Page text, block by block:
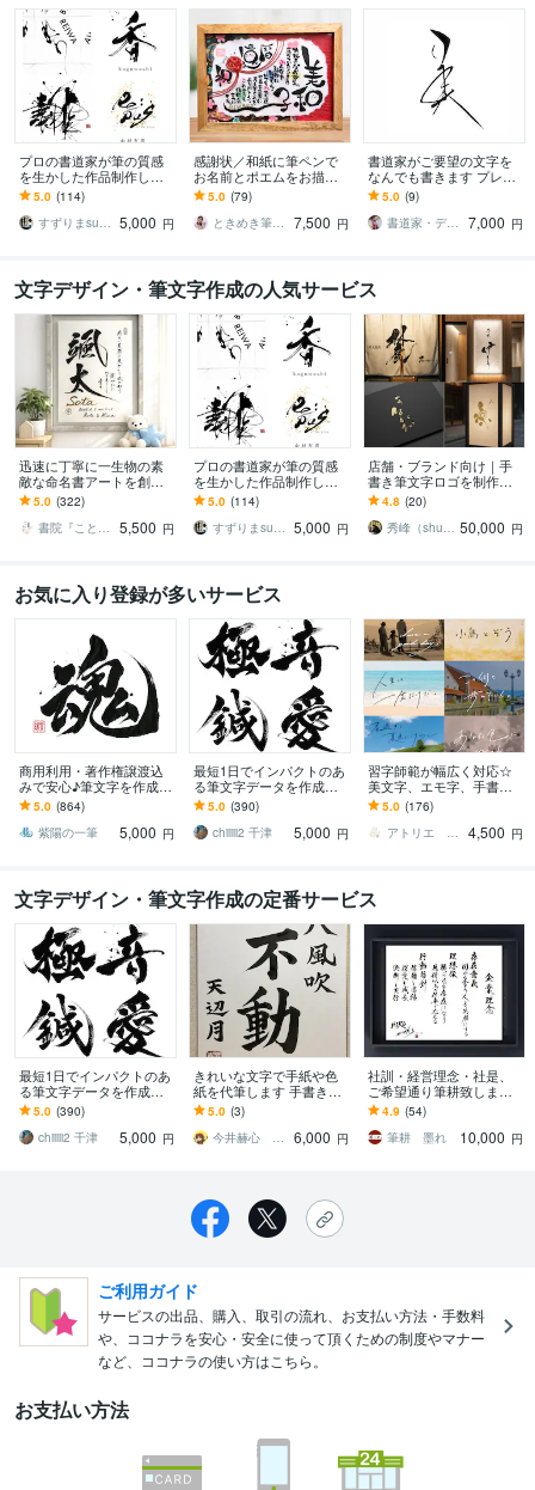
プロの書道家が筆の質感
を生かした作品制作しま
す 抽象的な筆文字から多
様な書体に対応します。
墨絵ご希望の方も。
5.0 (114)
すずりまsuzurima 5,000 円
感謝状／和紙に筆ペンで
お名前とポエムをお描き
します 【2Lサイズから】
結婚式、還暦、誕生日、
退職、卒業など
5.0 (79)
ときめき筆文字＆パステルアート工房
7,500 円
書道家がご要望の文字を
なんでも書きます プレゼ
ント用の作品作りや、あ
なたの好きな言葉を筆文
字で！
5.0 (9)
書道家・デザイナー 風（かぜ）
7,000 円
文字デザイン・筆文字作成の人気サービス
迅速に丁寧に一生物の素
敵な命名書アートを創作
します 一筆一筆に心を込
めた手書き毛筆の魅力を
お子様のお誕生の記念に
5.0 (322)
書院『ことのは』
5,500 円
プロの書道家が筆の質感
を生かした作品制作しま
す 抽象的な筆文字から多
様な書体に対応します。
墨絵ご希望の方も。
5.0 (114)
すずりまsuzurima 5,000 円
店舗・ブランド向け｜手
書き筆文字ロゴを制作し
ます 〜看板・暖簾・商品
ラベルなど商用利用にも
対応〜
4.8 (20)
秀峰（shuho）＠書道家・筆文字制作 50,000 円
お気に入り登録が多いサービス
商用利用・著作権譲渡込
みで安心♪筆文字を作成し
ます 総実績900件超大好
評！文字切り抜き・背景
透過も無料♪
5.0 (864)
紫陽の一筆
5,000 円
最短1日でインパクトのあ
る筆文字データを作成し
ます 高解像度データをス
ピード納品いたします！
5.0 (390)
chiiiii2 千津
5,000 円
習字師範が幅広く対応☆
美文字、エモ字、手書き
します 商用利用OK◎ 筆
文字も、お洒落な英字も
お任せ下さい！
5.0 (176)
アトリエ Lapin
4,500 円
文字デザイン・筆文字作成の定番サービス
最短1日でインパクトのあ
る筆文字データを作成し
ます 高解像度データをス
ピード納品いたします！
5.0 (390)
chiiiii2 千津
5,000 円
きれいな文字で手紙や色
紙を代筆します 手書きの
きれいなペン字や筆文字
を求めている方、ご相談
ください
5.0 (3)
今井赫心 いまいかくしん
6,000 円
社訓・経営理念・社是、
ご希望通り筆耕致します
◇オフィスに印象強く心
に響く手書きの筆文字は
いかがですか？
4.9 (54)
筆耕 墨れ
10,000 円
ご利用ガイド
サービスの出品、購入、取引の流れ、お支払い方法・手数料
や、ココナラを安心・安全に使って頂くための制度やマナー
など、ココナラの使い方はこちら。
お支払い方法